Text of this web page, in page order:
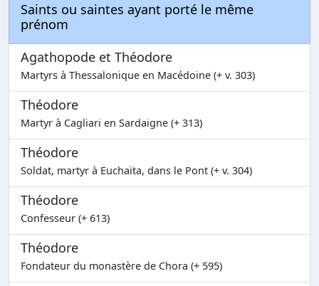
Saints ou saintes ayant porté le même
prénom
Agathopode et Théodore
Martyrs à Thessalonique en Macédoine (+ v. 303)
Théodore
Martyr à Cagliari en Sardaigne (+ 313)
Théodore
Soldat, martyr à Euchaïta, dans le Pont (+ v. 304)
Théodore
Confesseur (+ 613)
Théodore
Fondateur du monastère de Chora (+ 595)